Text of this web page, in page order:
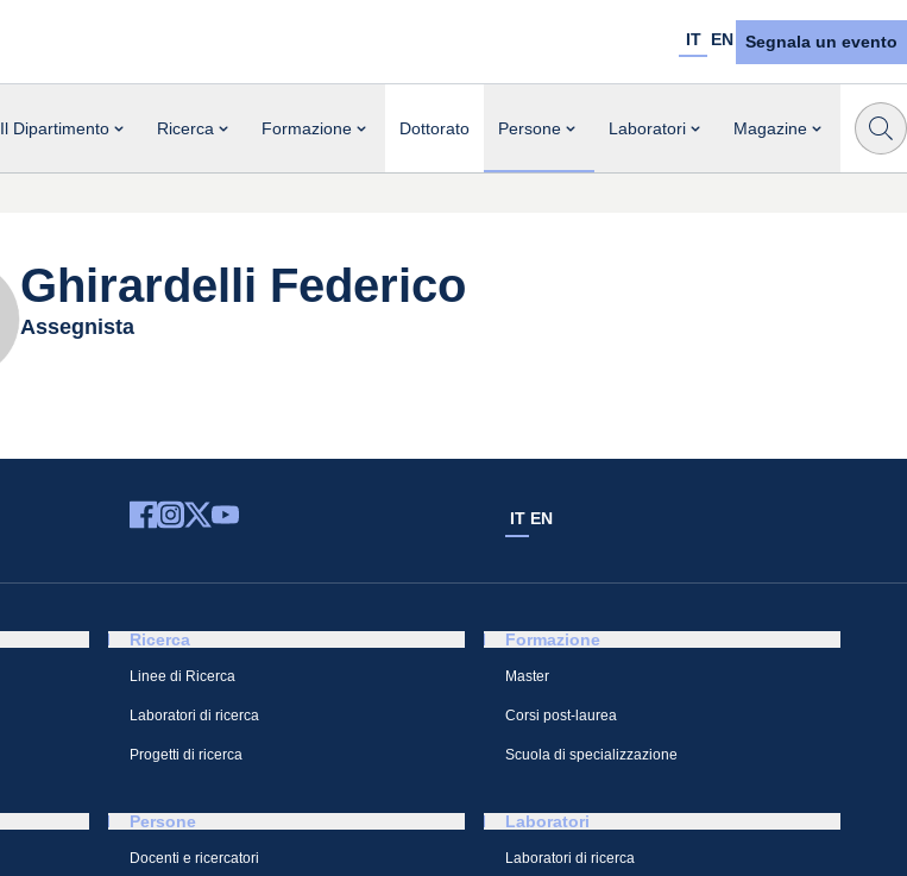
IT EN Segnala un evento
Il Dipartimento Ricerca Formazione Dottorato Persone Laboratori Magazine
Ghirardelli Federico
Assegnista
IT EN
Ricerca
Linee di Ricerca
Laboratori di ricerca
Progetti di ricerca
Formazione
Master
Corsi post-laurea
Scuola di specializzazione
Persone
Docenti e ricercatori
Laboratori
Laboratori di ricerca